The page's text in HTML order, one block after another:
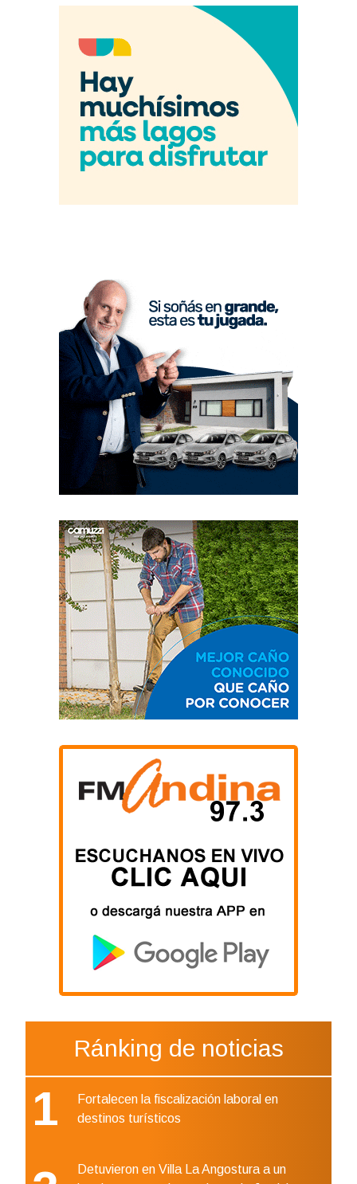
Ránking de noticias
1
Fortalecen la fiscalización laboral en
destinos turísticos
Detuvieron en Villa La Angostura a un